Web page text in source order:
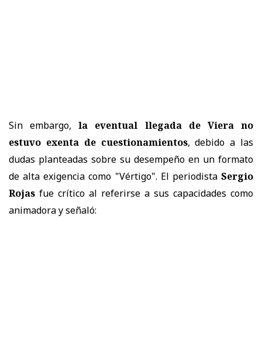
Sin embargo,la eventual llegada de Viera no
estuvo exenta de cuestionamientos, debido a las
dudas planteadas sobre su desempeño en un formato
de alta exigencia como "Vértigo". El periodista Sergio
Rojas fue crítico al referirse a sus capacidades como
animadora y señaló: